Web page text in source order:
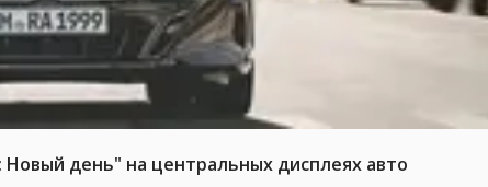
день" на центральных дисплеях авто